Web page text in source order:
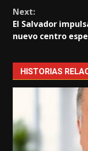
Next:
El Salvador
nuevo centro
HISTORIAS